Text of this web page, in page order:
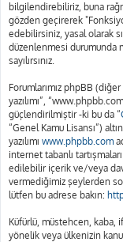
bilgilendirebiliriz, buna
gözden geçirerek
edebilirsiniz, yasal olarak
düzenlenmesi durumunda
sayılırsınız.
Forumlarımız phpBB
yazılımı”,
güçlendirilmiştir -ki bu da “
“Genel Kamu Lisansı”)
yazılımı www.phpbb.com
internet tabanlı
edilebilir içerik ve/veya
vermediğimiz şeylerden
lütfen bu adrese bakın:
Küfürlü, müstehcen,
yönelik veya ülkenizin